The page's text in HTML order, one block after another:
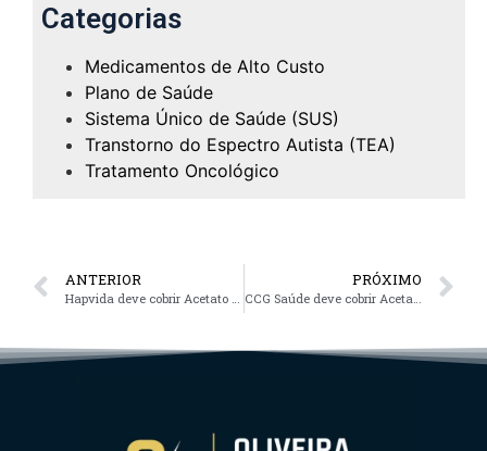
Categorias
Medicamentos de Alto Custo
Plano de Saúde
Sistema Único de Saúde (SUS)
Transtorno do Espectro Autista (TEA)
Tratamento Oncológico
ANTERIOR PRÓXIMO